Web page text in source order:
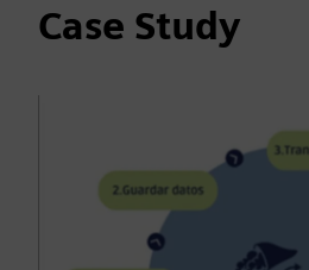
Case Study